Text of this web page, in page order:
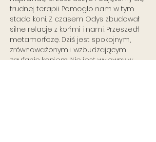
trudnej terapii. Pomogło nam w tym
stado koni. Z czasem Odys zbudował
silne relacje z końmi i nami. Przeszedł
metamorfozę. Dziś jest spokojnym,
zrównoważonym i wzbudzającym
zaufanie koniem. Nie jest wylewny w